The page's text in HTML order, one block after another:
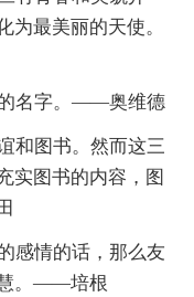
为最美丽的天使。
的名字。——奥维德
和图书。然而这三
实图书的内容，图
感情的话，那么友
慧。——培根